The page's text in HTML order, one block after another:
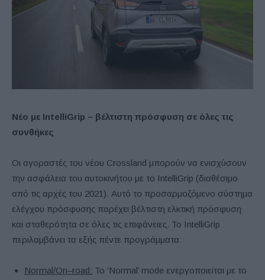
Νέο με IntelliGrip – βέλτιστη πρόσφυση σε όλες τις
συνθήκες
Οι αγοραστές του νέου Crossland μπορούν να ενισχύσουν
την ασφάλεια του αυτοκινήτου με το IntelliGrip (διαθέσιμο
από τις αρχές του 2021). Αυτό το προσαρμοζόμενο σύστημα
ελέγχου πρόσφυσης παρέχει βέλτιστη ελκτική πρόσφυση
και σταθερότητα σε όλες τις επιφάνειες. Το IntelliGrip
περιλαμβάνει τα εξής πέντε προγράμματα:
Normal/On–road: Το ‘Normal’ mode ενεργοποιείται με το